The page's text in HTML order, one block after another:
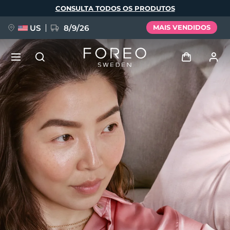
principal
CONSULTA TODOS OS PRODUTOS
US 8/9/26 MAIS VENDIDOS
Entrar
Perfil de usuário
Meus aparelhos
Meus pedidos
Meus endereços
As minhas subscrições
NOVIDADE
FAQ™ Pure Beauty-Tech Elixir
BREAKING NEWS
issa™ Teeth Whitening Set
Idioma
English Deutsch
Español
Français
Italiano
Português
Polski
Svenska
Русский
Türkçe
简体中文 繁體中文